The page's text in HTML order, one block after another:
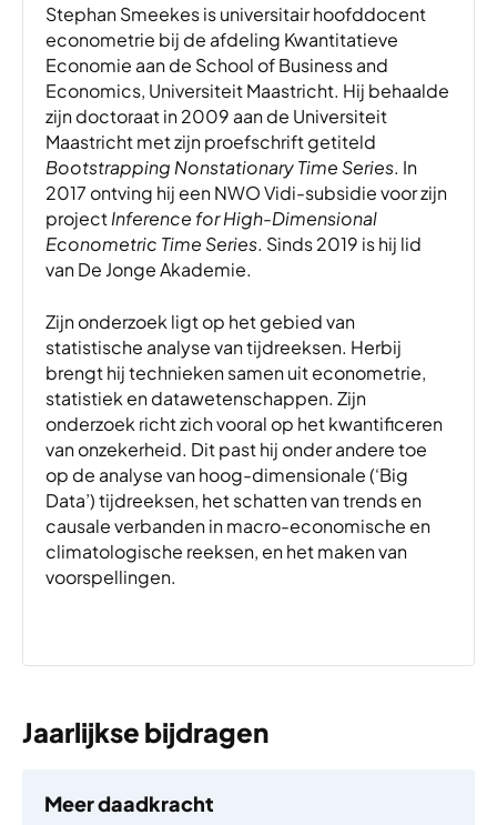
Stephan Smeekes is universitair hoofddocent
econometrie bij de afdeling Kwantitatieve
Economie aan de School of Business and
Economics, Universiteit Maastricht. Hij behaalde
zijn doctoraat in 2009 aan de Universiteit
Maastricht met zijn proefschrift getiteld
Bootstrapping Nonstationary Time Series. In
2017 ontving hij een NWO Vidi-subsidie voor zijn
projectInference for High-Dimensional
Econometric Time Series. Sinds 2019 is hij lid
van De Jonge Akademie.
Zijn onderzoek ligt op het gebied van
statistische analyse van tijdreeksen. Herbij
brengt hij technieken samen uit econometrie,
statistiek en datawetenschappen. Zijn
onderzoek richt zich vooral op het kwantificeren
van onzekerheid. Dit past hij onder andere toe
op de analyse van hoog-dimensionale (‘Big
Data’) tijdreeksen, het schatten van trends en
causale verbanden in macro-economische en
climatologische reeksen, en het maken van
voorspellingen.
Jaarlijkse bijdragen
Meer daadkracht